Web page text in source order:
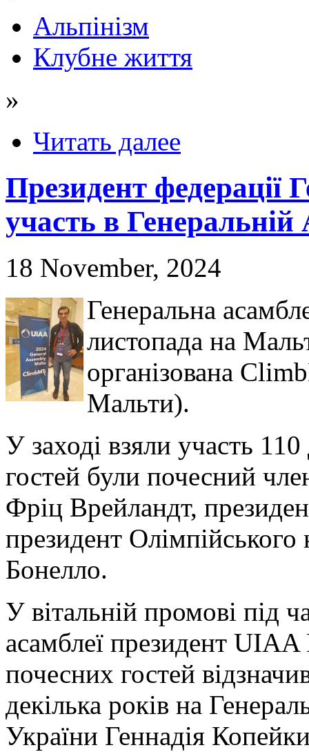
Альпінізм
Клубне життя
»
Читать далее
Президент федерації
участь в
18 November, 2024
Генеральна
листопада на
організована
Мальти).
У заході взяли участь 110
гостей були почесний
Фріц Врейландт,
президент
Бонелло.
У вітальній промові під
асамблеї президент
почесних гостей
декілька років на
України Геннадія